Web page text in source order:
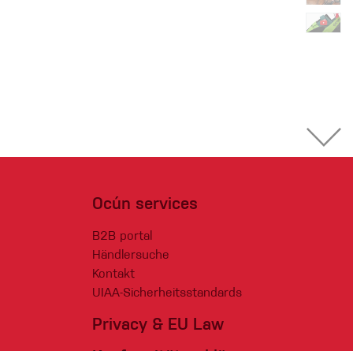
Ocún services
B2B portal
Händlersuche
Kontakt
UIAA-Sicherheitsstandards
Privacy & EU Law